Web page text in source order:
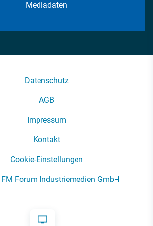
Mediadaten
Datenschutz
AGB
Impressum
Kontakt
Cookie-Einstellungen
Forum Industriemedien GmbH